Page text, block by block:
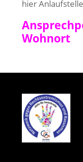
hier
Wohnort